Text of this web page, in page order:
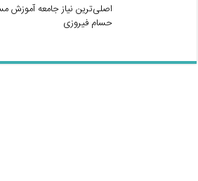
اصلی‌ترین نیاز جامعه آموزش
حسام فیروزی